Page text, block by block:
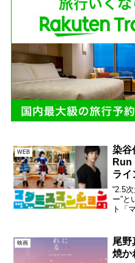
WEB
染谷
Run
ライ
ョン
“2.5
ー”と
ト「
ンシ
屋」
映画
尾野
焼か